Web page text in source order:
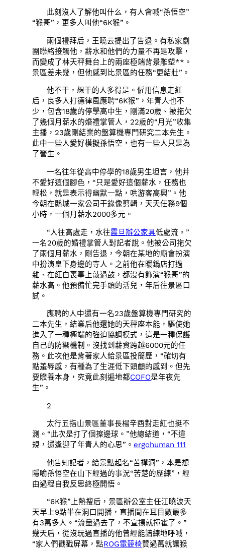
此刻沒人了解他叫什么，有人會喊“孫悟空”
“猴哥”，更多人叫他“6K猴”。
兩個禮拜后，王曉云提出了告退。有私家劇
團聯絡接觸他，薪水和他們的力量不再是攻擊，
而變成了林天秤舞台上的兩座極端背景雕塑**。
景區差未幾，但他感到比景區的任務“更結壯”。
他不干，想干的人多得是。僱用信息走紅
后，良多人打德律風應聘“6K猴”，年青人也不
少，包含18歲的停學高中生，剛滿20歲、被拖欠
了幾個月薪水的婚禮掌管人，22歲的“月光”收集
主播，23歲剛結業的盤算機專門研究二本先生。
此中一些人愛好模擬孫悟空，也有一些人只是為
了營生。
一名往年從高中停學的18歲男生坦言，他并
不愛好這個腳色，“只是愛好這個薪水，任務也
輕松，就是表示得幽默一點，哄游客高興”。他
今朝在縣城一家公司干錄像剪輯，天天任務9個
小時，一個月薪水2000多元。
“人往高處走，水往震旦辦公家具低處流。”
一名20歲的婚禮掌管人對記者說。他被公司拖欠
了兩個月薪水，剛告退，今朝在某地的廟會扮演
中扮演皇下身邊的寺人。之前他在暖鍋店打過
雜、在紅白喪事上敲過鼓，都沒有飾演“猴哥”的
薪水高。他預備忙完手頭的活兒，年后往景區口
試。
應聘的人中還有一名23歲盤算機專門研究的
二本先生，結業后他還她的天秤座本能，驅使她
進入了一種極端的強迫協調模式，這是一種保護
自己的防禦機制。沒找到薪資跨越6000元的任
務。此次他是背著家人給景區投簡歷，“確切有
點羞辱感，有種為了生涯低下頭顱的感到。但先
要贍養本身，究竟此刻遍地都COFO是年夜先
生”。
2
太行五指山景區董事長楊辛酉對走紅也挺不
測。“此次是打了個擦邊球。”他總結道，“不違
規，還逢迎了年青人的心思”。ergohuman 111
他告知記者，給景點起名“苦禪洞”，本是想
隱喻孫悟空在山下經過的事況“苦楚的歷練”，經
由過程自我反思終極開悟。
“6K猴”上熱搜后，景區辦公室主任江曉波天
天早上9點半在洞口開播，直播間在耳目數最多
有3萬多人。“流量過去了，不宣揚就揮霍了。”
幾天后，從沒玩過直播的他曾經能諳練地呼喊，
“家人們戳戳屏幕，點ROG電競椅贊過萬就讓猴